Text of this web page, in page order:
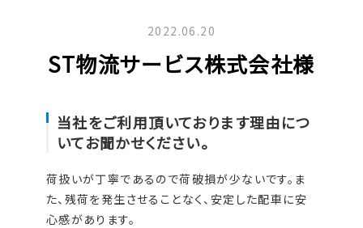
2022.06.20
ST物流サービス株式会社様
当社をご利用頂いております理由につ
いてお聞かせください。
荷扱いが丁寧であるので荷破損が少ないです。ま
た、残荷を発生させることなく、安定した配車に安
心感があります。